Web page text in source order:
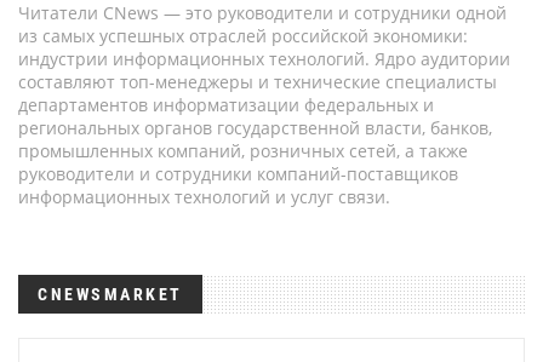
Читатели CNews — это руководители и сотрудники одной
из самых успешных отраслей российской экономики:
индустрии информационных технологий. Ядро аудитории
составляют топ-менеджеры и технические специалисты
департаментов информатизации федеральных и
региональных органов государственной власти, банков,
промышленных компаний, розничных сетей, а также
руководители и сотрудники компаний-поставщиков
информационных технологий и услуг связи.
CNEWSMARKET